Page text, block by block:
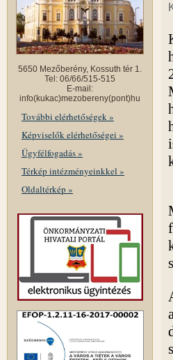
5650 Mezőberény, Kossuth tér 1.
Tel: 06/66/515-515
E-mail:
info(kukac)mezobereny(pont)hu
További elérhetőségek »
Képviselők elérhetőségei »
Ügyfélfogadás »
Térkép intézményeinkkel »
Oldaltérkép »